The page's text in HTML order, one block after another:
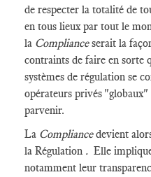
de respecter la totalité de
en tous lieux par tout le
la Complianceserait la
contraints de faire en sorte
systèmes de régulation se
opérateurs privés
parvenir.
La Compliancedevient
la Régulation . Elle
notamment leur